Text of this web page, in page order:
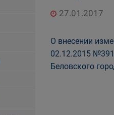
27.01.2017
О внесении
02.12.2015
Беловского